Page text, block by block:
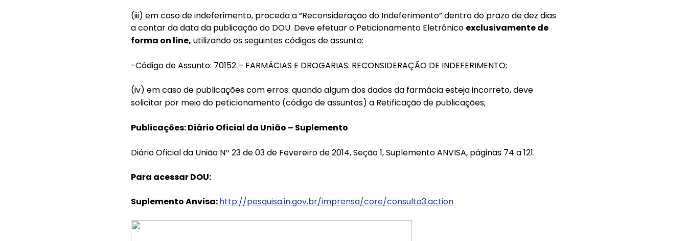
(iii) em caso de indeferimento, proceda a “Reconsideração do Indeferimento” dentro do prazo de dez dias
a contar da data da publicação do DOU. Deve efetuar o Peticionamento Eletrônico exclusivamente de
forma on line, utilizando os seguintes códigos de assunto:
-Código de Assunto: 70152 – FARMÁCIAS E DROGARIAS: RECONSIDERAÇÃO DE INDEFERIMENTO;
(iv) em caso de publicações com erros: quando algum dos dados da farmácia esteja incorreto, deve
solicitar por meio do peticionamento (código de assuntos) a Retificação de publicações;
Publicações: Diário Oficial da União – Suplemento
Diário Oficial da União Nº 23 de 03 de Fevereiro de 2014, Seção 1, Suplemento ANVISA, páginas 74 a 121.
Para acessar DOU:
Suplemento Anvisa:http://pesquisa.in.gov.br/imprensa/core/consulta3.action